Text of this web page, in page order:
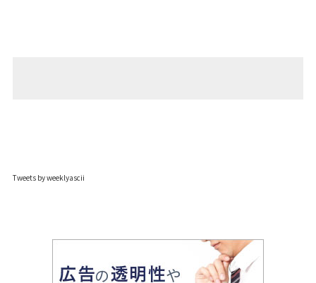
Tweets by weeklyascii